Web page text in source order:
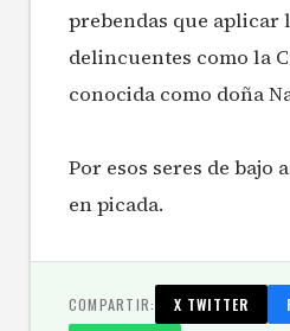
prebendas que aplicar
delincuentes como la
conocida como doña
Por esos seres de bajo
en picada.
COMPARTIR: X TWITTER